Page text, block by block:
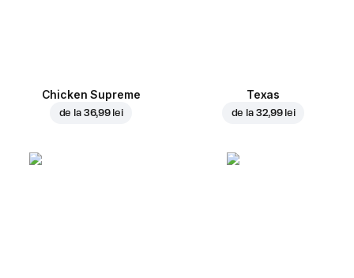
Chicken Supreme
de la 36,99 lei
Texas
de la 32,99 lei